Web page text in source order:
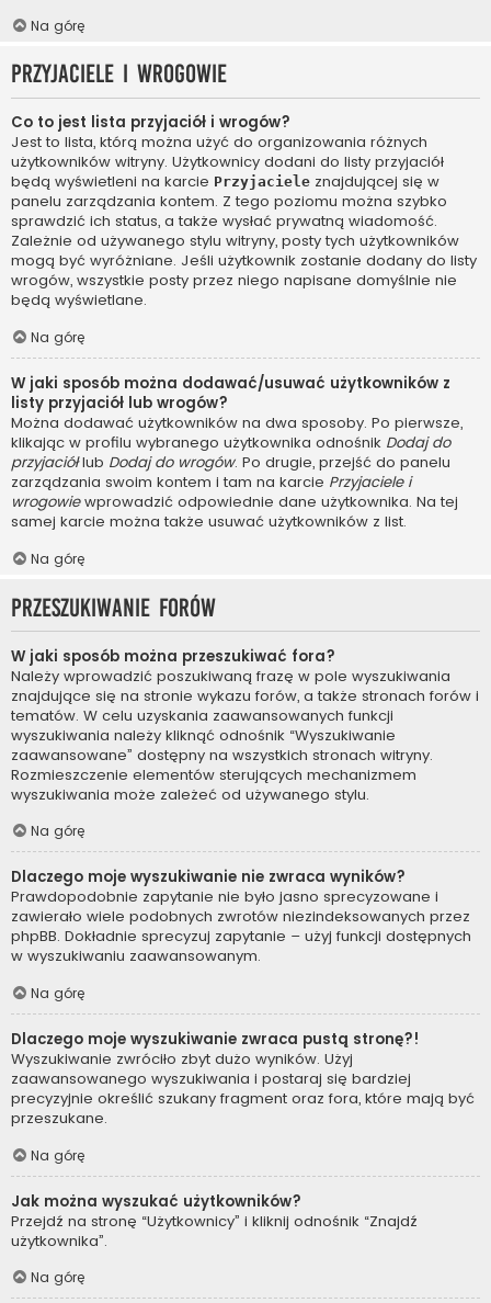
Na górę
Przyjaciele i wrogowie
Co to jest lista przyjaciół i wrogów?
Jest to lista, którą można użyć do organizowania różnych
użytkowników witryny. Użytkownicy dodani do listy przyjaciół
będą wyświetleni na karcie Przyjaciele znajdującej się w
panelu zarządzania kontem. Z tego poziomu można szybko
sprawdzić ich status, a także wysłać prywatną wiadomość.
Zależnie od używanego stylu witryny, posty tych użytkowników
mogą być wyróżniane. Jeśli użytkownik zostanie dodany do listy
wrogów, wszystkie posty przez niego napisane domyślnie nie
będą wyświetlane.
Na górę
W jaki sposób można dodawać/usuwać użytkowników z
listy przyjaciół lub wrogów?
Można dodawać użytkowników na dwa sposoby. Po pierwsze,
klikając w profilu wybranego użytkownika odnośnik Dodaj do
przyjaciółlub Dodaj do wrogów. Po drugie, przejść do panelu
zarządzania swoim kontem i tam na karcie Przyjaciele i
wrogowiewprowadzić odpowiednie dane użytkownika. Na tej
samej karcie można także usuwać użytkowników z list.
Na górę
Przeszukiwanie forów
W jaki sposób można przeszukiwać fora?
Należy wprowadzić poszukiwaną frazę w pole wyszukiwania
znajdujące się na stronie wykazu forów, a także stronach forów i
tematów. W celu uzyskania zaawansowanych funkcji
wyszukiwania należy kliknąć odnośnik “Wyszukiwanie
zaawansowane” dostępny na wszystkich stronach witryny.
Rozmieszczenie elementów sterujących mechanizmem
wyszukiwania może zależeć od używanego stylu.
Na górę
Dlaczego moje wyszukiwanie nie zwraca wyników?
Prawdopodobnie zapytanie nie było jasno sprecyzowane i
zawierało wiele podobnych zwrotów niezindeksowanych przez
phpBB. Dokładnie sprecyzuj zapytanie – użyj funkcji dostępnych
w wyszukiwaniu zaawansowanym.
Na górę
Dlaczego moje wyszukiwanie zwraca pustą stronę?!
Wyszukiwanie zwróciło zbyt dużo wyników. Użyj
zaawansowanego wyszukiwania i postaraj się bardziej
precyzyjnie określić szukany fragment oraz fora, które mają być
przeszukane.
Na górę
Jak można wyszukać użytkowników?
Przejdź na stronę “Użytkownicy” i kliknij odnośnik “Znajdź
użytkownika”.
Na górę